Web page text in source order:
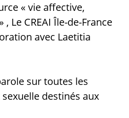
« vie affective,
Le CREAI Île-de-France
avec Laetitia
sur toutes les
destinés aux